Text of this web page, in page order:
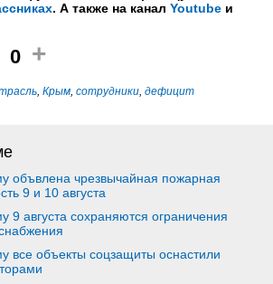
. А также на канал Youtube и
0 +
, Крым, сотрудники, дефицит
объвлена чрезвычайная пожарная
9 и 10 августа
9 августа сохраняются ограничения
все объекты соцзащиты оснастили